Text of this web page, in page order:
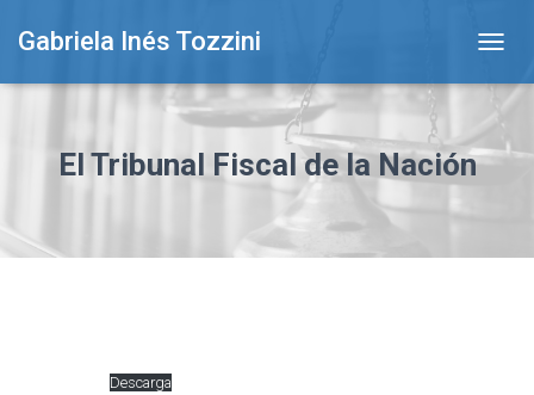
Gabriela Inés Tozzini
O
L
El Tribunal Fiscal de la Nación
Descarga